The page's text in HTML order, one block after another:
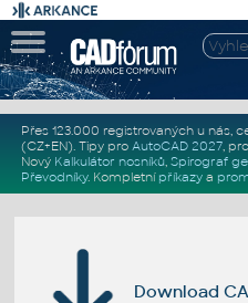
Přes 123.000 registrovaných u nás,
(CZ+EN). Tipy pro AutoCAD 2027, pro
Nový Kalkulátor nosníků, Spirograf
Převodníky. Kompletní příkazya
Download